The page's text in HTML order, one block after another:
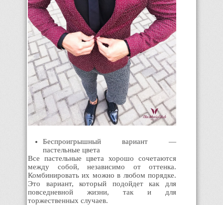
Беспроигрышный вариант —
пастельные цвета
Все пастельные цвета хорошо сочетаются
между собой, независимо от оттенка.
Комбинировать их можно в любом порядке.
Это вариант, который подойдет как для
повседневной жизни, так и для
торжественных случаев.